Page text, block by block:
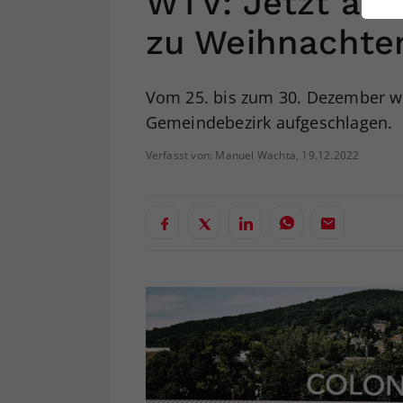
zu
Vom 25. bis zum 30. Dezember
Gemeindebezirk aufgeschlagen.
Verfasst von: Manuel Wachta, 19.12.2022